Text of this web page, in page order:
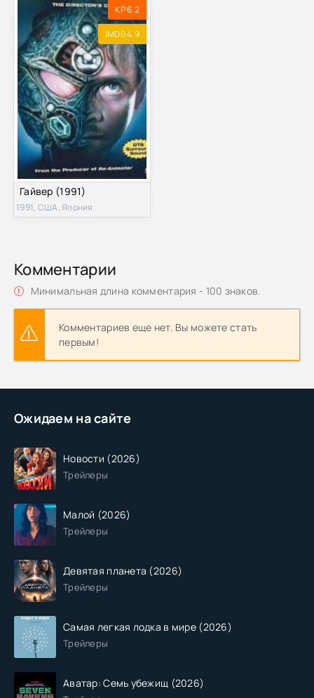
Ожидаем на сайте
Новости (2026)
Трейлеры
Малой (2026)
Трейлеры
Девятая планета (2026)
Трейлеры
Самая легкая лодка в мире (2026)
Трейлеры
Аватар: Семь убежищ (2026)
KP 6.2
IMDB 4.9
Гайвер (1991)
1991, США, Япония
Комментарии
Минимальная длина комментария - 100 знаков.
Комментариев еще нет. Вы можете стать
первым!